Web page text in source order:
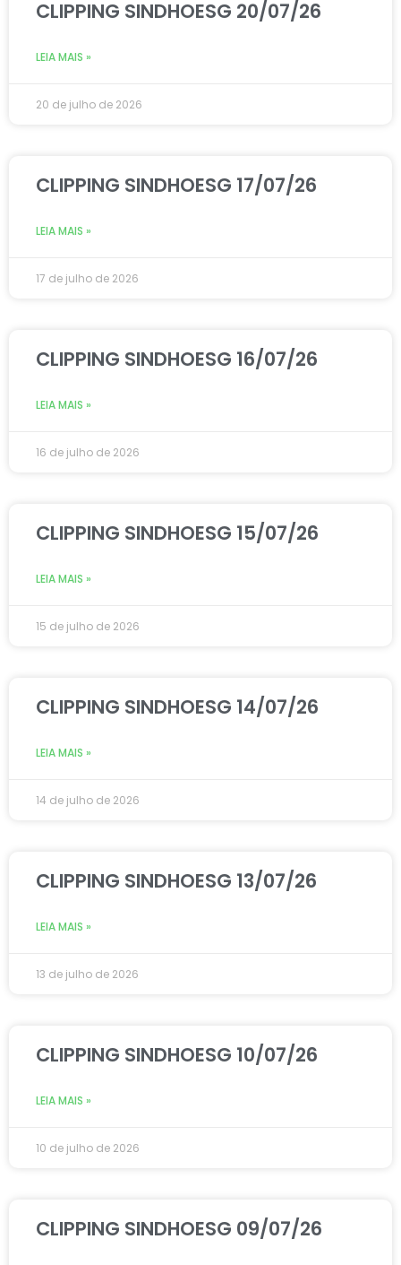
CLIPPING SINDHOESG 20/07/26
LEIA MAIS »
20 de julho de 2026
CLIPPING SINDHOESG 17/07/26
LEIA MAIS »
17 de julho de 2026
CLIPPING SINDHOESG 16/07/26
LEIA MAIS »
16 de julho de 2026
CLIPPING SINDHOESG 15/07/26
LEIA MAIS »
15 de julho de 2026
CLIPPING SINDHOESG 14/07/26
LEIA MAIS »
14 de julho de 2026
CLIPPING SINDHOESG 13/07/26
LEIA MAIS »
13 de julho de 2026
CLIPPING SINDHOESG 10/07/26
LEIA MAIS »
10 de julho de 2026
CLIPPING SINDHOESG 09/07/26